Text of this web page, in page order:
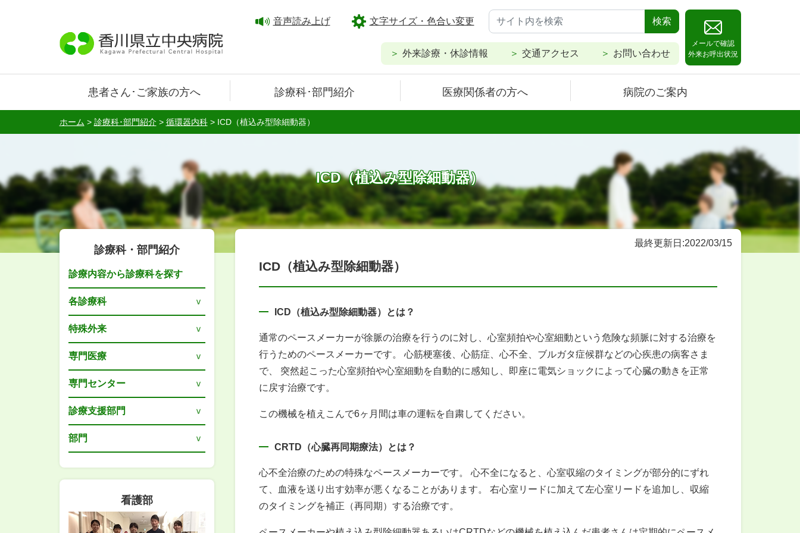
音声読み上げ 文字サイズ・色合い変更 検索
外来診療・休診情報 交通アクセス お問い合わせ
メールで確認
外来お呼出状況
患者さん･ご家族の方へ 診療科･部門紹介 医療関係者の方へ 病院のご案内
ホーム > 診療科･部門紹介> 循環器内科> ICD（植込み型除細動器）
ICD（植込み型除細動器）
最終更新日:2022/03/15
ICD（植込み型除細動器）
ICD（植込み型除細動器）とは？
通常のペースメーカーが徐脈の治療を行うのに対し、心室頻拍や心室細動という危険な頻脈に対する治療を
行うためのペースメーカーです。 心筋梗塞後、心筋症、心不全、ブルガタ症候群などの心疾患の病客さま
で、 突然起こった心室頻拍や心室細動を自動的に感知し、即座に電気ショックによって心臓の動きを正常
に戻す治療です。
この機械を植えこんで6ヶ月間は車の運転を自粛してください。
CRTD（心臓再同期療法）とは？
心不全治療のための特殊なペースメーカーです。 心不全になると、心室収縮のタイミングが部分的にずれ
て、血液を送り出す効率が悪くなることがあります。 右心室リードに加えて左心室リードを追加し、収縮
のタイミングを補正（再同期）する治療です。
診療科・部門紹介
診療内容から診療科を探す
各診療科
特殊外来
専門医療
専門センター
診療支援部門
部門
看護部